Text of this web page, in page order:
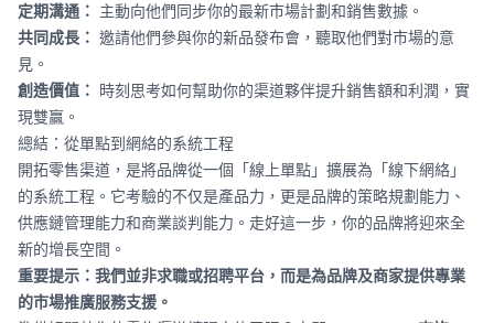
定期溝通： 主動向他們同步你的最新市場計劃和銷售數據。
共同成長： 邀請他們參與你的新品發布會，聽取他們對市場的意
見。
創造價值： 時刻思考如何幫助你的渠道夥伴提升銷售額和利潤，實
現雙贏。
總結：從單點到網絡的系統工程
開拓零售渠道，是將品牌從一個「線上單點」擴展為「線下網絡」
的系統工程。它考驗的不仅是產品力，更是品牌的策略規劃能力、
供應鏈管理能力和商業談判能力。走好這一步，你的品牌將迎來全
新的增長空間。
重要提示：我們並非求職或招聘平台，而是為品牌及商家提供專業
的市場推廣服務支援。